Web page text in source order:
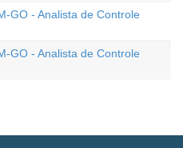
GO - Analista de Controle
GO - Analista de Controle